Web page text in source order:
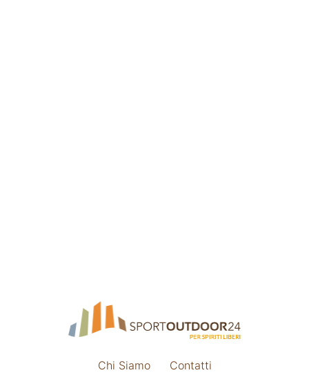
Chi Siamo Contatti